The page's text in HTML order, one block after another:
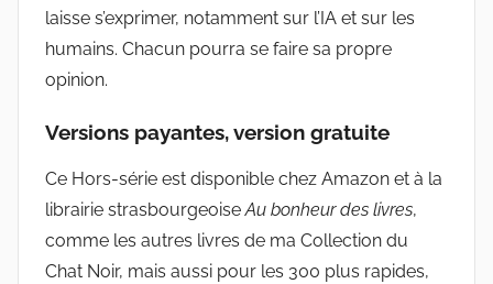
laisse s’exprimer, notamment sur l’IA et sur les
humains. Chacun pourra se faire sa propre
opinion.
Versions payantes, version gratuite
Ce Hors-série est disponible chez Amazon et à la
librairie strasbourgeoiseAu bonheur des livres,
comme les autres livres de ma Collection du
Chat Noir, mais aussi pour les 300 plus rapides,